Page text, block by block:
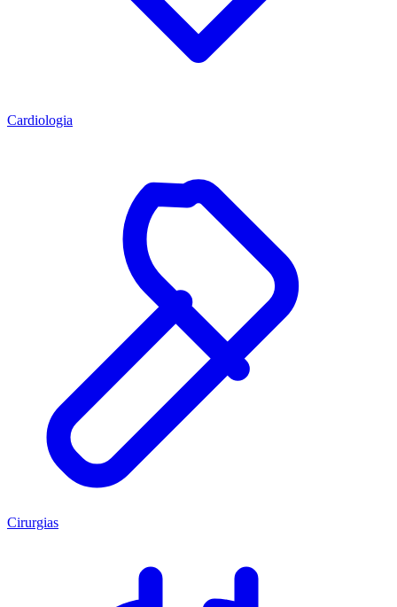
Cardiologia
Cirurgias